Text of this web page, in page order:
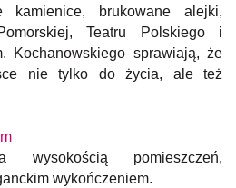
kamienice, brukowane alejki,
Teatru Polskiego i
Kochanowskiego sprawiają, że
nie tylko do życia, ale też
wysokością pomieszczeń,
wykończeniem.